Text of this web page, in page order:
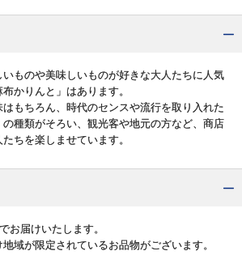
ものや美味しいものが好きな大人たちに人気
かりんと」はあります。
もちろん、時代のセンスや流行を取り入れた
種類がそろい、観光客や地元の方など、商店
ちを楽しませています。
お届けいたします。
域が限定されているお品物がございます。